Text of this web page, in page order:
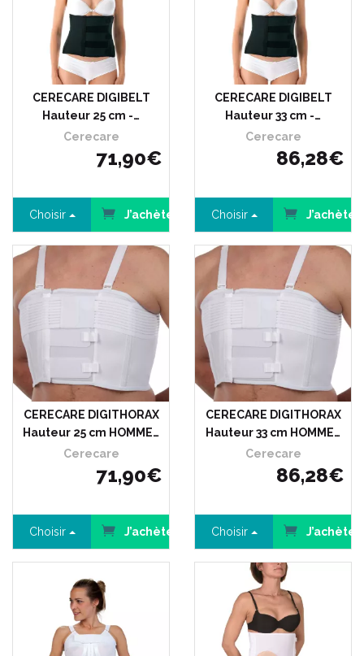
CERECARE DIGIBELT
Hauteur 25 cm -…
Cerecare
71,90€
Choisir J’achète
CERECARE DIGIBELT
Hauteur 33 cm -…
Cerecare
86,28€
Choisir J’achète
CERECARE DIGITHORAX
Hauteur 25 cm HOMME…
Cerecare
71,90€
Choisir J’achète
CERECARE DIGITHORAX
Hauteur 33 cm HOMME…
Cerecare
86,28€
Choisir J’achète